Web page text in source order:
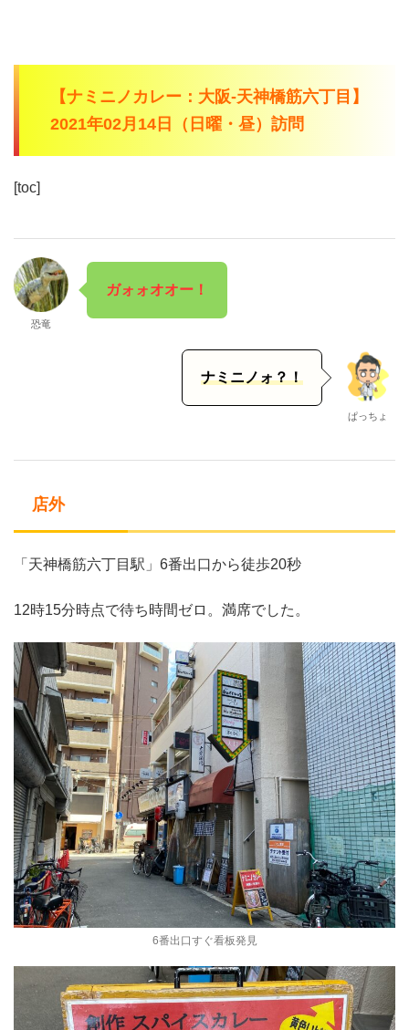
【ナミニノカレー：大阪-天神橋筋六丁目】
2021年02月14日（日曜・昼）訪問
[toc]
恐竜
ガォォオオー！
ナミニノォ？！
ぱっちょ
店外
「天神橋筋六丁目駅」6番出口から徒歩20秒
12時15分時点で待ち時間ゼロ。満席でした。
6番出口すぐ看板発見